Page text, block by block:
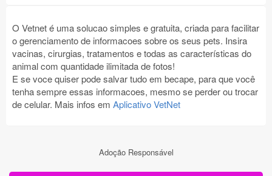
O Vetnet é uma solucao simples e gratuita, criada para facilitar
o gerenciamento de informacoes sobre os seus pets. Insira
vacinas, cirurgias, tratamentos e todas as características do
animal com quantidade ilimitada de fotos!
E se voce quiser pode salvar tudo em becape, para que você
tenha sempre essas informacoes, mesmo se perder ou trocar
de celular. Mais infos em Aplicativo VetNet
Adoção Responsável